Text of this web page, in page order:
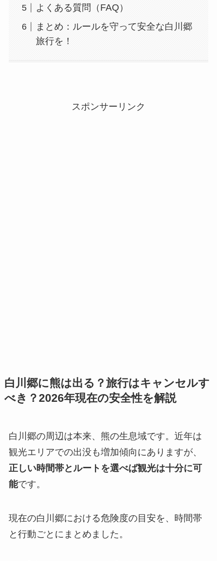
よくある質問（FAQ）
まとめ：ルールを守って安全な白川郷
旅行を！
スポンサーリンク
白川郷に熊は出る？旅行はキャンセルす
べき？2026年現在の安全性を解説
白川郷の周辺は本来、熊の生息域です。近年は
観光エリアでの出没も増加傾向にありますが、
正しい時間帯とルートを選べば観光は十分に可
能です。
現在の白川郷における危険度の目安を、時間帯
と行動ごとにまとめました。